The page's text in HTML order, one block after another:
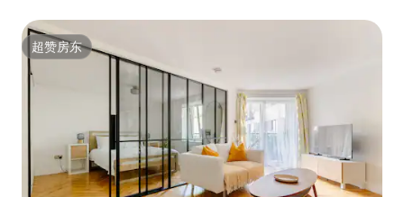
超赞房东
超赞房东